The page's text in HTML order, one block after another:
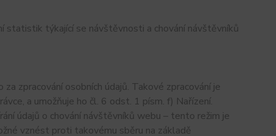
týkající se návštěvnosti a chování návštěvníků
zpracování osobních údajů. Takové zpracování je
a umožňuje ho čl. 6 odst. 1 písm. f) Nařízení.
údajů o chování návštěvníků webu – tento režim je
vznést proti takovému sběru na základě